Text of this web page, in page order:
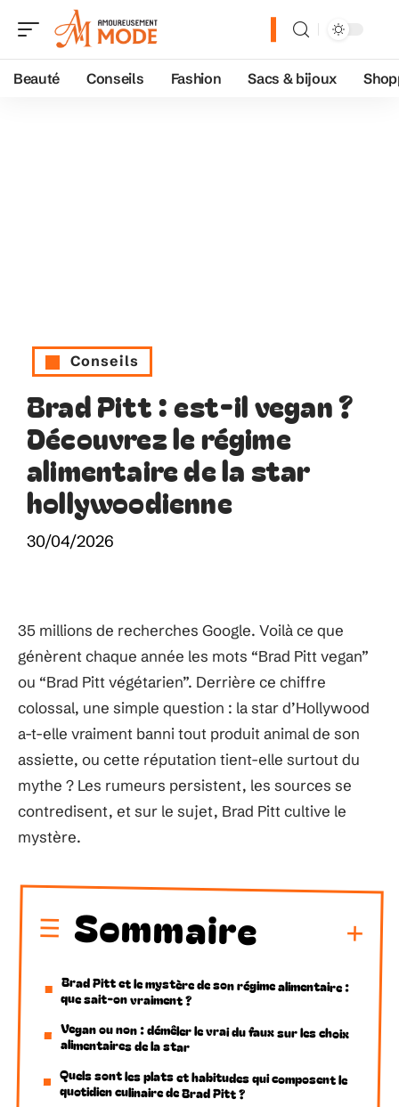
Beauté Conseils Fashion Sacs & bijoux
Conseils
Brad Pitt : est-il vegan ?
Découvrez le régime
alimentaire de la star
hollywoodienne
30/04/2026
35 millions de recherches Google. Voilà ce que
génèrent chaque année les mots “Brad Pitt vegan”
ou “Brad Pitt végétarien”. Derrière ce chiffre
colossal, une simple question : la star d’Hollywood
a-t-elle vraiment banni tout produit animal de son
assiette, ou cette réputation tient-elle surtout du
mythe ? Les rumeurs persistent, les sources se
contredisent, et sur le sujet, Brad Pitt cultive le
mystère.
Sommaire
Brad Pitt et le mystère de son régime alimentaire :
que sait-on vraiment ?
Vegan ou non : démêler le vrai du faux sur les choix
alimentaires de la star
Quels sont les plats et habitudes qui composent le
quotidien culinaire de Brad Pitt ?